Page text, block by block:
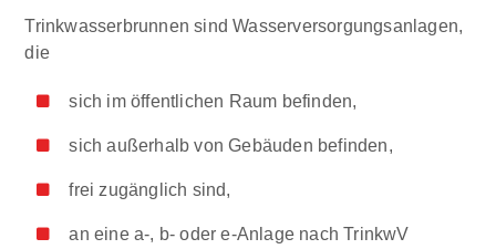
Trinkwasserbrunnen sind Wasserversorgungsanlagen,
die
sich im öffentlichen Raum befinden,
sich außerhalb von Gebäuden befinden,
frei zugänglich sind,
an eine a-, b- oder e-Anlage nach TrinkwV